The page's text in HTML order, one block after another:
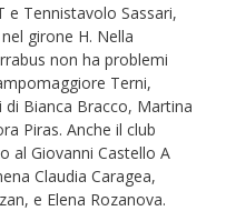
e Tennistavolo Sassari,
girone H. Nella
non ha problemi
Terni,
di Bianca Bracco, Martina
Piras. Anche il club
al Giovanni Castello A
Claudia Caragea,
e Elena Rozanova.